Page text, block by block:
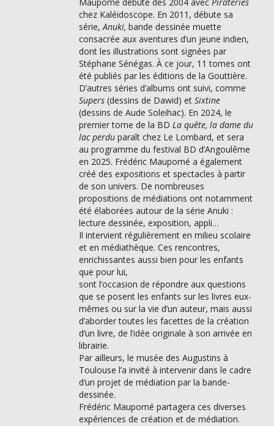
Maupomé débute dès 2004 avec Pirateries
chez Kaléidoscope. En 2011, débute sa
série,Anuki, bande dessinée muette
consacrée aux aventures d’un jeune indien,
dont les illustrations sont signées par
Stéphane Sénégas. À ce jour, 11 tomes ont
été publiés par les éditions de la Gouttière.
D’autres séries d’albums ont suivi, comme
Supers(dessins de Dawid) et Sixtine
(dessins de Aude Soleihac). En 2024, le
premier tome de la BD La quête, la dame du
lac perduparaît chez Le Lombard, et sera
au programme du festival BD d’Angoulême
en 2025. Frédéric Maupomé a également
créé des expositions et spectacles à partir
de son univers. De nombreuses
propositions de médiations ont notamment
été élaborées autour de la série Anuki :
lecture dessinée, exposition, appli…
Il intervient régulièrement en milieu scolaire
et en médiathèque. Ces rencontres,
enrichissantes aussi bien pour les enfants
que pour lui,
sont l’occasion de répondre aux questions
que se posent les enfants sur les livres eux-
mêmes ou sur la vie d’un auteur, mais aussi
d’aborder toutes les facettes de la création
d’un livre, de l’idée originale à son arrivée en
librairie.
Par ailleurs, le musée des Augustins à
Toulouse l’a invité à intervenir dans le cadre
d’un projet de médiation par la bande-
dessinée.
Frédéric Maupomé partagera ces diverses
expériences de création et de médiation.